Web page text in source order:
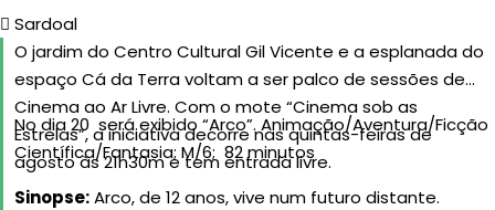
Sardoal
O jardim do Centro Cultural Gil Vicente e a esplanada do
espaço Cá da Terra voltam a ser palco de sessões de
Cinema ao Ar Livre. Com o mote “Cinema sob as
Estrelas”, a iniciativa decorre nas quintas-feiras de
agosto às 21h30m e tem entrada livre.
No dia 20 será exibido “Arco”. Animação/Aventura/Ficção
Científica/Fantasia; M/6; 82 minutos
Sinopse:Arco, de 12 anos, vive num futuro distante.